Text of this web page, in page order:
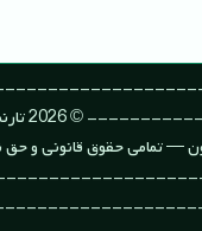
— تمامی حقوق قانونی و